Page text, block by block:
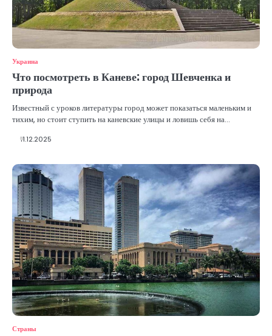
Украина
Что посмотреть в Каневе: город Шевченка и
природа
Известный с уроков литературы город может показаться маленьким и
тихим, но стоит ступить на каневские улицы и ловишь себя на…
11.12.2025
Страны